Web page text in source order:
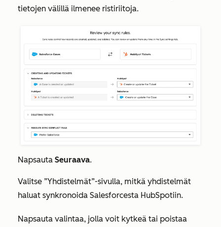
tietojen välillä ilmenee ristiriitoja.
Napsauta Seuraava.
Valitse ”Yhdistelmät”-sivulla, mitkä yhdistelmät
haluat synkronoida Salesforcesta HubSpotiin.
Napsauta valintaa, jolla voit kytkeä tai poistaa